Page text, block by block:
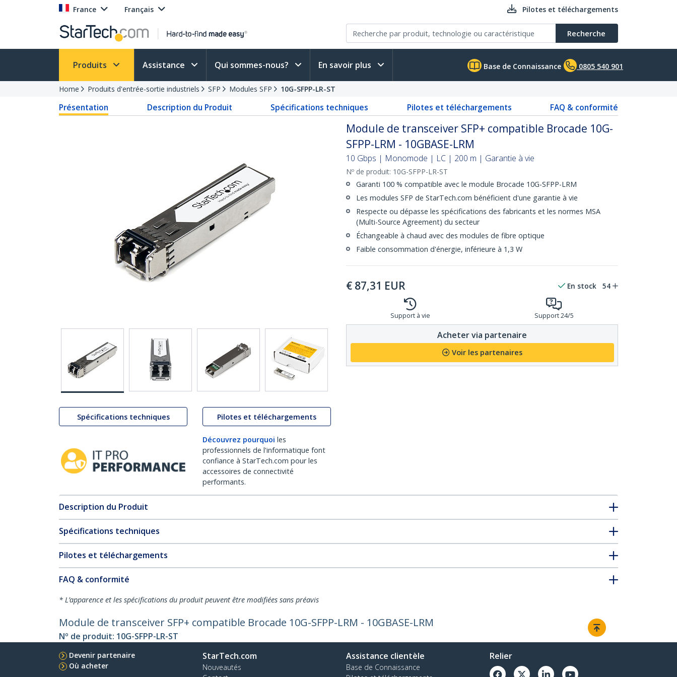
France Français Pilotes et téléchargements
Recherche
Produits Assistance Qui sommes-nous? En savoir plus Base de Connaissance 0805 540 901
Home Produits d'entrée-sortie industriels SFP Modules SFP 10G-SFPP-LR-ST
Présentation Description du Produit Spécifications techniques Pilotes et téléchargements FAQ & conformité
Spécifications techniques Pilotes et téléchargements
Découvrez pourquoi les
professionnels de l'informatique font
confiance à StarTech.com pour les
accessoires de connectivité
performants.
Module de transceiver SFP+ compatible Brocade 10G-
SFPP-LRM - 10GBASE-LRM
10 Gbps | Monomode | LC | 200 m | Garantie à vie
Nº de produit: 10G-SFPP-LR-ST
Garanti 100 % compatible avec le module Brocade 10G-SFPP-LRM
Les modules SFP de StarTech.com bénéficient d'une garantie à vie
Respecte ou dépasse les spécifications des fabricants et les normes MSA
(Multi-Source Agreement) du secteur
Échangeable à chaud avec des modules de fibre optique
Faible consommation d'énergie, inférieure à 1,3 W
€ 87,31 EUR En stock 54
Support à vie Support 24/5
Acheter via partenaire
Voir les partenaires
Description du Produit
Spécifications techniques
Pilotes et téléchargements
FAQ & conformité
* L’apparence et les spécifications du produit peuvent être modifiées sans préavis
Module de transceiver SFP+ compatible Brocade 10G-SFPP-LRM - 10GBASE-LRM
Nº de produit: 10G-SFPP-LR-ST
Devenir partenaire
Où acheter
StarTech.com
Nouveautés
Assistance clientèle
Base de Connaissance
Relier